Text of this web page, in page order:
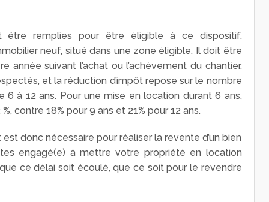
être remplies pour être éligible à ce dispositif.
neuf, situé dans une zone éligible. Il doit être
année suivant l’achat ou l’achèvement du chantier.
et la réduction d’impôt repose sur le nombre
6 à 12 ans. Pour une mise en location durant 6 ans,
contre 18% pour 9 ans et 21% pour 12 ans.
donc nécessaire pour réaliser la revente d’un bien
engagé(e) à mettre votre propriété en location
ce délai soit écoulé, que ce soit pour le revendre